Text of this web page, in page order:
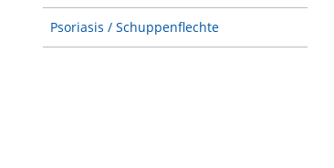
Psoriasis / Schuppenflechte